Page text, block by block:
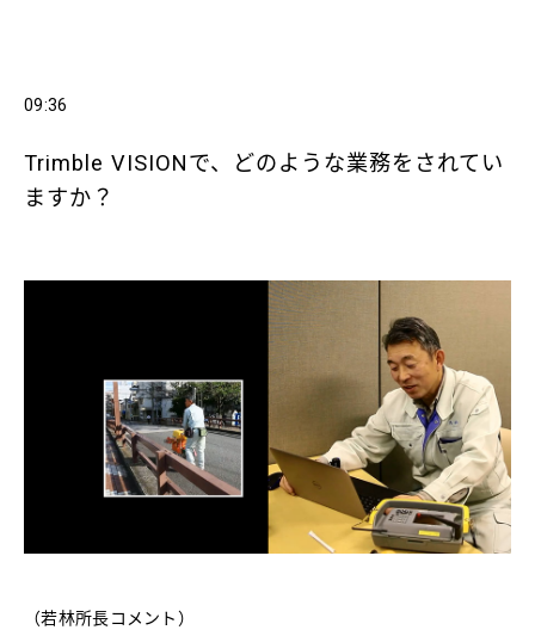
09:36
Trimble VISIONで、どのような業務をされてい
ますか？
（若林所長コメント）